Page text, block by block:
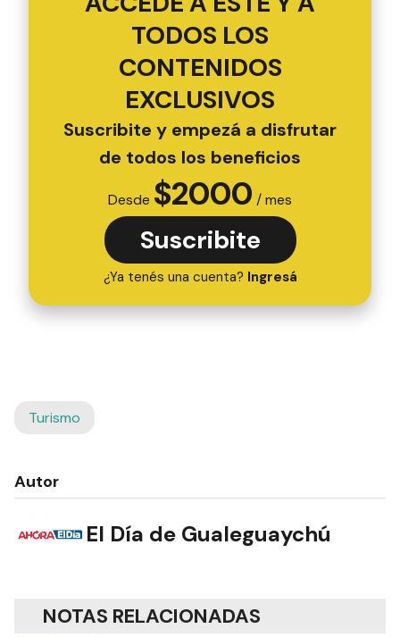
TODOS LOS
CONTENIDOS
EXCLUSIVOS
Suscribite y empezá a disfrutar
de todos los beneficios
Desde $2000 / mes
Suscribite
¿Ya tenés una cuenta? Ingresá
Turismo
Autor
El Día de Gualeguaychú
NOTAS RELACIONADAS